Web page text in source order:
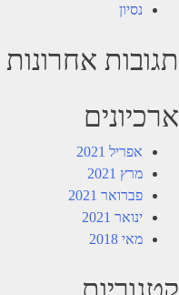
נסיון
תגובות אחרונות
ארכיונים
אפריל 2021
מרץ 2021
פברואר 2021
ינואר 2021
מאי 2018